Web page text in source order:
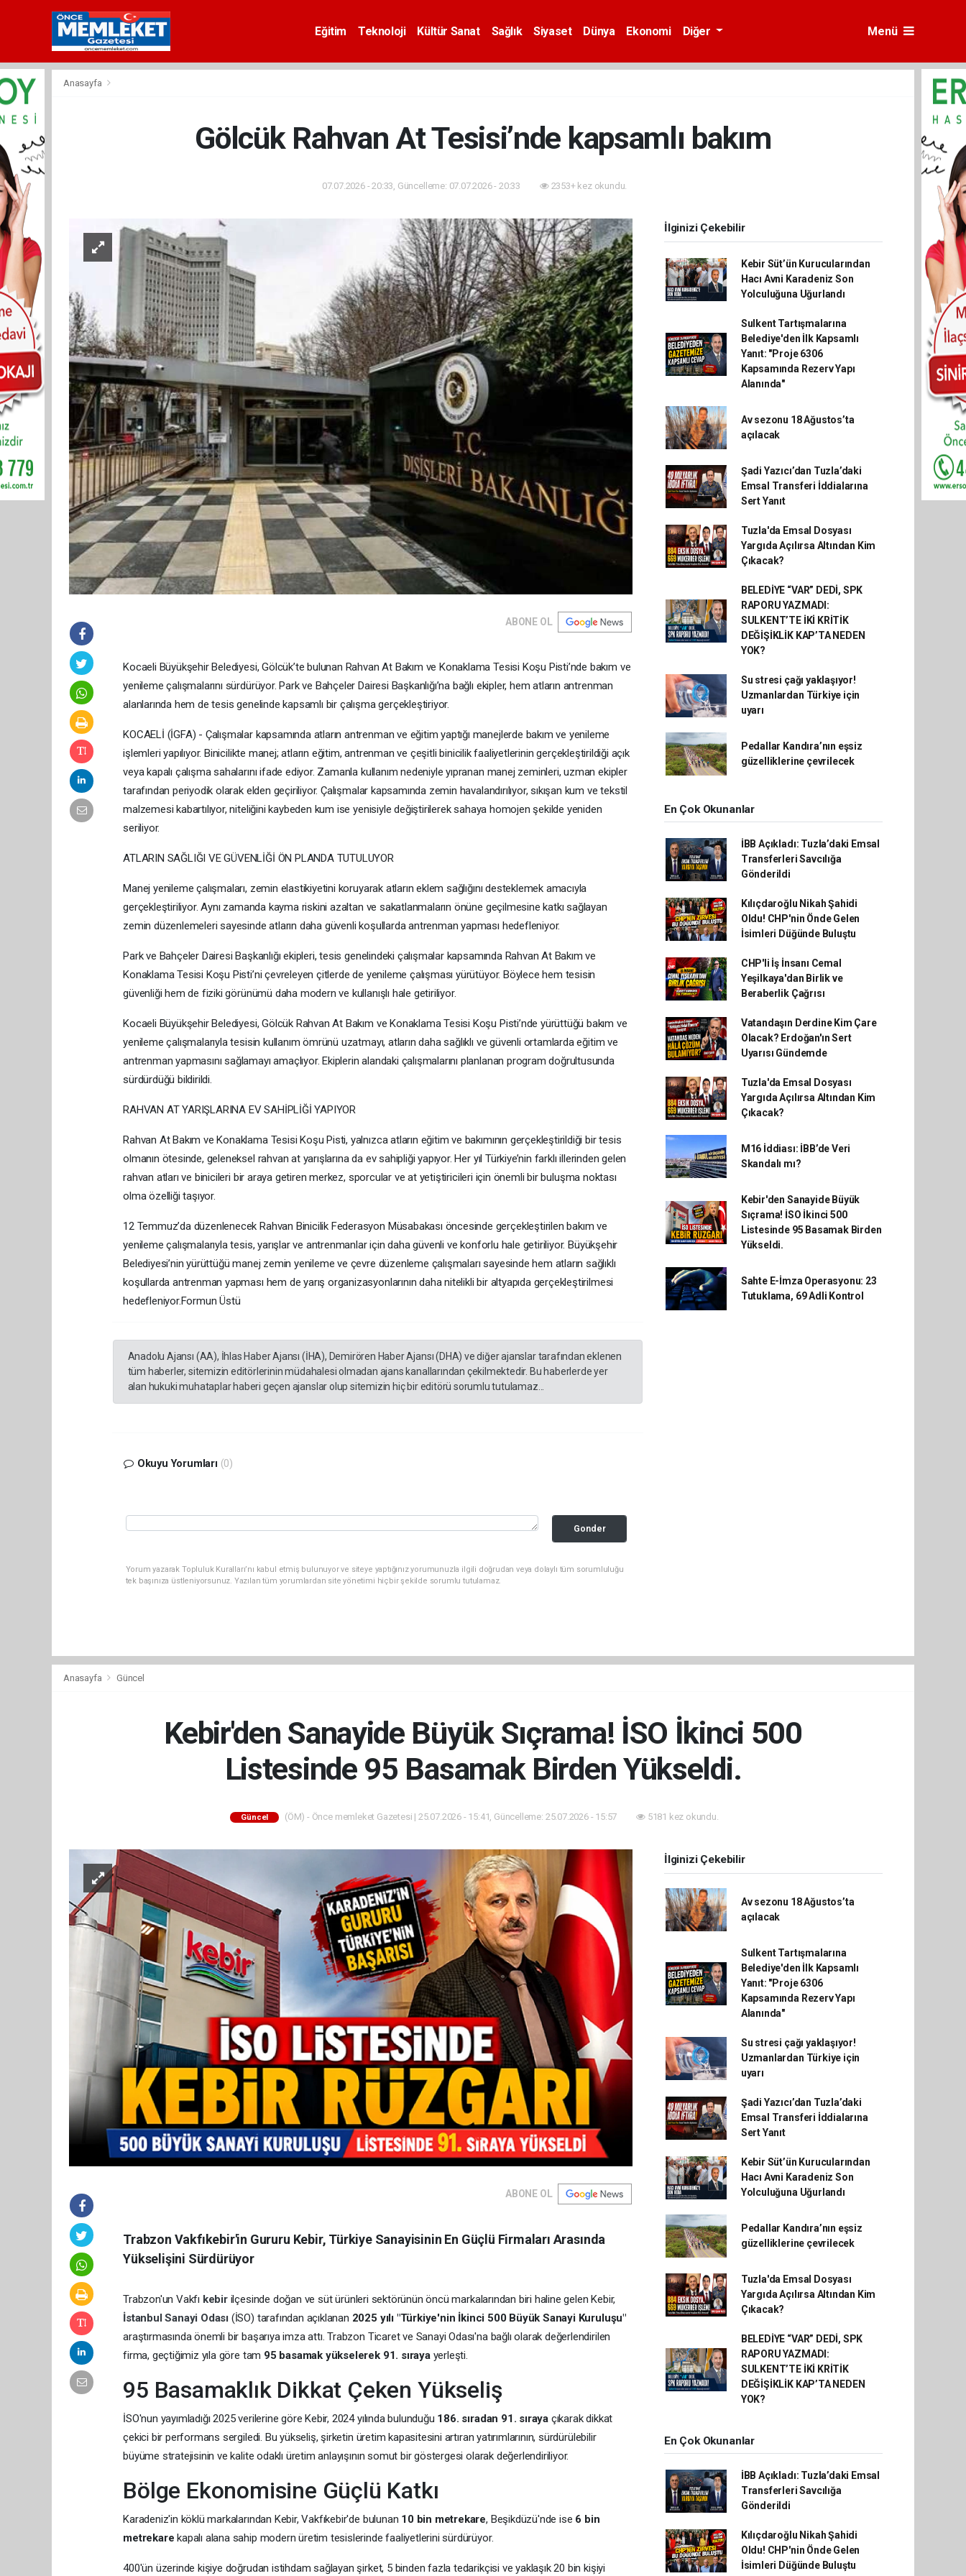
Eğitim Teknoloji Kültür Sanat Sağlık Siyaset Dünya Ekonomi Diğer Menü
Anasayfa
Gölcük Rahvan At Tesisi’nde kapsamlı bakım
07.07.2026 - 20:33, Güncelleme: 07.07.2026 - 20:33 2353+ kez okundu.
ABONE OL
Kocaeli Büyükşehir Belediyesi, Gölcük’te bulunan Rahvan At Bakım ve Konaklama Tesisi Koşu Pisti’nde bakım ve
yenileme çalışmalarını sürdürüyor. Park ve Bahçeler Dairesi Başkanlığı’na bağlı ekipler, hem atların antrenman
alanlarında hem de tesis genelinde kapsamlı bir çalışma gerçekleştiriyor.
KOCAELİ (İGFA) - Çalışmalar kapsamında atların antrenman ve eğitim yaptığı manejlerde bakım ve yenileme
işlemleri yapılıyor. Binicilikte manej; atların eğitim, antrenman ve çeşitli binicilik faaliyetlerinin gerçekleştirildiği açık
veya kapalı çalışma sahalarını ifade ediyor. Zamanla kullanım nedeniyle yıpranan manej zeminleri, uzman ekipler
tarafından periyodik olarak elden geçiriliyor. Çalışmalar kapsamında zemin havalandırılıyor, sıkışan kum ve tekstil
malzemesi kabartılıyor, niteliğini kaybeden kum ise yenisiyle değiştirilerek sahaya homojen şekilde yeniden
seriliyor.
ATLARIN SAĞLIĞI VE GÜVENLİĞİ ÖN PLANDA TUTULUYOR
Manej yenileme çalışmaları, zemin elastikiyetini koruyarak atların eklem sağlığını desteklemek amacıyla
gerçekleştiriliyor. Aynı zamanda kayma riskini azaltan ve sakatlanmaların önüne geçilmesine katkı sağlayan
zemin düzenlemeleri sayesinde atların daha güvenli koşullarda antrenman yapması hedefleniyor.
Park ve Bahçeler Dairesi Başkanlığı ekipleri, tesis genelindeki çalışmalar kapsamında Rahvan At Bakım ve
Konaklama Tesisi Koşu Pisti’ni çevreleyen çitlerde de yenileme çalışması yürütüyor. Böylece hem tesisin
güvenliği hem de fiziki görünümü daha modern ve kullanışlı hale getiriliyor.
Kocaeli Büyükşehir Belediyesi, Gölcük Rahvan At Bakım ve Konaklama Tesisi Koşu Pisti’nde yürüttüğü bakım ve
yenileme çalışmalarıyla tesisin kullanım ömrünü uzatmayı, atların daha sağlıklı ve güvenli ortamlarda eğitim ve
antrenman yapmasını sağlamayı amaçlıyor. Ekiplerin alandaki çalışmalarını planlanan program doğrultusunda
sürdürdüğü bildirildi.
RAHVAN AT YARIŞLARINA EV SAHİPLİĞİ YAPIYOR
Rahvan At Bakım ve Konaklama Tesisi Koşu Pisti, yalnızca atların eğitim ve bakımının gerçekleştirildiği bir tesis
olmanın ötesinde, geleneksel rahvan at yarışlarına da ev sahipliği yapıyor. Her yıl Türkiye’nin farklı illerinden gelen
rahvan atları ve binicileri bir araya getiren merkez, sporcular ve at yetiştiricileri için önemli bir buluşma noktası
olma özelliği taşıyor.
12 Temmuz’da düzenlenecek Rahvan Binicilik Federasyon Müsabakası öncesinde gerçekleştirilen bakım ve
yenileme çalışmalarıyla tesis, yarışlar ve antrenmanlar için daha güvenli ve konforlu hale getiriliyor. Büyükşehir
Belediyesi’nin yürüttüğü manej zemin yenileme ve çevre düzenleme çalışmaları sayesinde hem atların sağlıklı
koşullarda antrenman yapması hem de yarış organizasyonlarının daha nitelikli bir altyapıda gerçekleştirilmesi
hedefleniyor.Formun Üstü
Anadolu Ajansı (AA), İhlas Haber Ajansı (İHA), Demirören Haber Ajansı (DHA) ve diğer ajanslar tarafından eklenen
tüm haberler, sitemizin editörlerinin müdahalesi olmadan ajans kanallarından çekilmektedir. Bu haberlerde yer
alan hukuki muhataplar haberi geçen ajanslar olup sitemizin hiç bir editörü sorumlu tutulamaz...
Okuyu Yorumları (0)
Gonder
Yorum yazarak Topluluk Kuralları’nı kabul etmiş bulunuyor ve siteye yaptığınız yorumunuzla ilgili doğrudan veya dolaylı tüm sorumluluğu
tek başınıza üstleniyorsunuz. Yazılan tüm yorumlardan site yönetimi hiçbir şekilde sorumlu tutulamaz.
İlginizi Çekebilir
Kebir Süt’ün Kurucularından
Hacı Avni Karadeniz Son
Yolculuğuna Uğurlandı
Sulkent Tartışmalarına
Belediye'den İlk Kapsamlı
Yanıt: "Proje 6306
Kapsamında Rezerv Yapı
Alanında"
Av sezonu 18 Ağustos’ta
açılacak
Şadi Yazıcı’dan Tuzla’daki
Emsal Transferi İddialarına
Sert Yanıt
Tuzla'da Emsal Dosyası
Yargıda Açılırsa Altından Kim
Çıkacak?
BELEDİYE “VAR” DEDİ, SPK
RAPORU YAZMADI:
SULKENT’TE İKİ KRİTİK
DEĞİŞİKLİK KAP’TA NEDEN
YOK?
Su stresi çağı yaklaşıyor!
Uzmanlardan Türkiye için
uyarı
Pedallar Kandıra’nın eşsiz
güzelliklerine çevrilecek
En Çok Okunanlar
İBB Açıkladı: Tuzla’daki Emsal
Transferleri Savcılığa
Gönderildi
Kılıçdaroğlu Nikah Şahidi
Oldu! CHP'nin Önde Gelen
İsimleri Düğünde Buluştu
CHP'li İş İnsanı Cemal
Yeşilkaya'dan Birlik ve
Beraberlik Çağrısı
Vatandaşın Derdine Kim Çare
Olacak? Erdoğan'ın Sert
Uyarısı Gündemde
Tuzla'da Emsal Dosyası
Yargıda Açılırsa Altından Kim
Çıkacak?
M16 İddiası: İBB’de Veri
Skandalı mı?
Kebir'den Sanayide Büyük
Sıçrama! İSO İkinci 500
Listesinde 95 Basamak Birden
Yükseldi.
Sahte E-İmza Operasyonu: 23
Tutuklama, 69 Adli Kontrol
Anasayfa Güncel
Kebir'den Sanayide Büyük Sıçrama! İSO İkinci 500
Listesinde 95 Basamak Birden Yükseldi.
Güncel (ÖM) - Önce memleket Gazetesi | 25.07.2026 - 15:41, Güncelleme: 25.07.2026 - 15:57 5181 kez okundu.
ABONE OL
Trabzon Vakfıkebir'in Gururu Kebir, Türkiye Sanayisinin En Güçlü Firmaları Arasında
Yükselişini Sürdürüyor
Trabzon'un Vakfı kebir ilçesinde doğan ve süt ürünleri sektörünün öncü markalarından biri haline gelen Kebir,
İstanbul Sanayi Odası (İSO) tarafından açıklanan 2025 yılı "Türkiye'nin İkinci 500 Büyük Sanayi Kuruluşu"
araştırmasında önemli bir başarıya imza attı. Trabzon Ticaret ve Sanayi Odası'na bağlı olarak değerlendirilen
firma, geçtiğimiz yıla göre tam 95 basamak yükselerek 91. sırayayerleşti.
95 Basamaklık Dikkat Çeken Yükseliş
İSO'nun yayımladığı 2025 verilerine göre Kebir, 2024 yılında bulunduğu 186. sıradan 91. sıraya çıkarak dikkat
çekici bir performans sergiledi. Bu yükseliş, şirketin üretim kapasitesini artıran yatırımlarının, sürdürülebilir
büyüme stratejisinin ve kalite odaklı üretim anlayışının somut bir göstergesi olarak değerlendiriliyor.
Bölge Ekonomisine Güçlü Katkı
Karadeniz'in köklü markalarından Kebir, Vakfıkebir'de bulunan 10 bin metrekare, Beşikdüzü'nde ise 6 bin
metrekare kapalı alana sahip modern üretim tesislerinde faaliyetlerini sürdürüyor.
400'ün üzerinde kişiye doğrudan istihdam sağlayan şirket, 5 binden fazla tedarikçisi ve yaklaşık 20 bin kişiyi
İlginizi Çekebilir
Av sezonu 18 Ağustos’ta
açılacak
Sulkent Tartışmalarına
Belediye'den İlk Kapsamlı
Yanıt: "Proje 6306
Kapsamında Rezerv Yapı
Alanında"
Su stresi çağı yaklaşıyor!
Uzmanlardan Türkiye için
uyarı
Şadi Yazıcı’dan Tuzla’daki
Emsal Transferi İddialarına
Sert Yanıt
Kebir Süt’ün Kurucularından
Hacı Avni Karadeniz Son
Yolculuğuna Uğurlandı
Pedallar Kandıra’nın eşsiz
güzelliklerine çevrilecek
Tuzla'da Emsal Dosyası
Yargıda Açılırsa Altından Kim
Çıkacak?
BELEDİYE “VAR” DEDİ, SPK
RAPORU YAZMADI:
SULKENT’TE İKİ KRİTİK
DEĞİŞİKLİK KAP’TA NEDEN
YOK?
En Çok Okunanlar
İBB Açıkladı: Tuzla’daki Emsal
Transferleri Savcılığa
Gönderildi
Kılıçdaroğlu Nikah Şahidi
Oldu! CHP'nin Önde Gelen
İsimleri Düğünde Buluştu